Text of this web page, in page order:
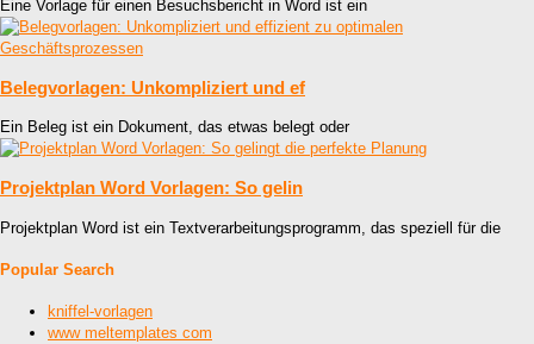
Eine Vorlage für einen Besuchsbericht in Word ist ein
Belegvorlagen: Unkompliziert und ef
Ein Beleg ist ein Dokument, das etwas belegt oder
Projektplan Word Vorlagen: So gelin
Projektplan Word ist ein Textverarbeitungsprogramm, das speziell für die
Popular Search
kniffel-vorlagen
www meltemplates com